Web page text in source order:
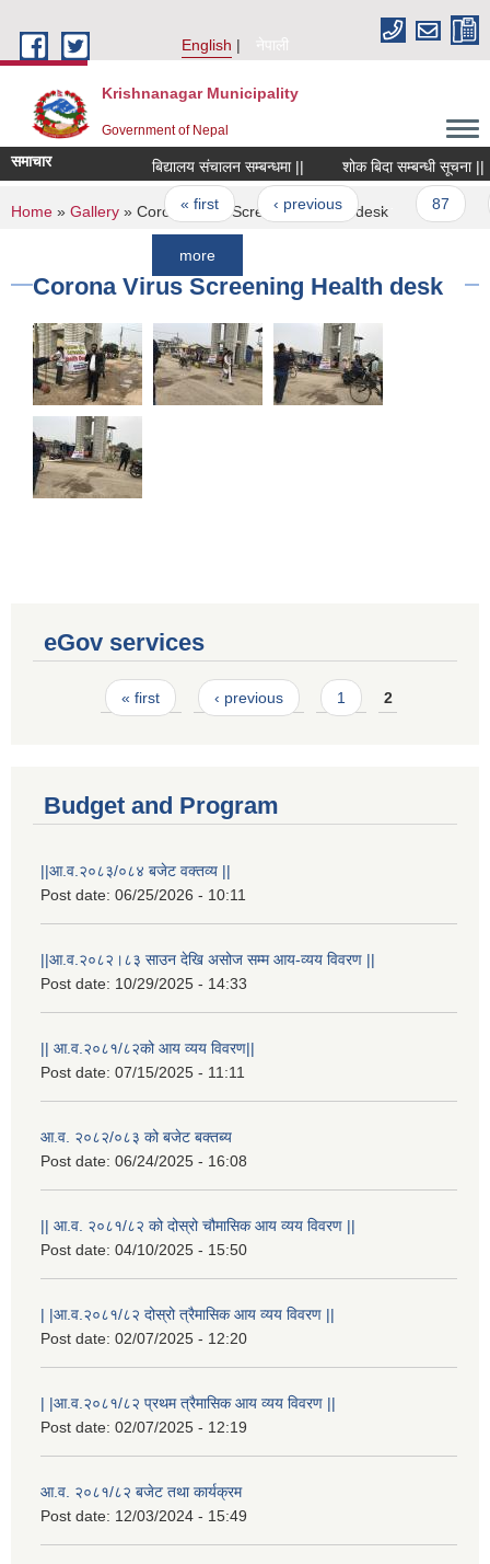
English
नेपाली
Krishnanagar Municipality
Government of Nepal
समाचार बिद्यालय संचालन सम्बन्धमा || शोक बिदा सम्बन्धी सूचना ||
Pages
« first ‹ previous …
more
You are here
Home » Gallery » Corona Virus Screening Health desk
Corona Virus Screening Health desk
eGov services
Pages« first ‹ previous 1 2
Budget and Program
||आ.व.२०८३/०८४ बजेट वक्तव्य ||
Post date: 06/25/2026 - 10:11
||आ.व.२०८२।८३ साउन देखि असोज सम्म आय-व्यय विवरण ||
Post date: 10/29/2025 - 14:33
|| आ.व.२०८१/८२को आय व्यय विवरण||
Post date: 07/15/2025 - 11:11
आ.व. २०८२/०८३ को बजेट बक्तब्य
Post date: 06/24/2025 - 16:08
|| आ.व. २०८१/८२ को दोस्रो चौमासिक आय व्यय विवरण ||
Post date: 04/10/2025 - 15:50
| |आ.व.२०८१/८२ दोस्रो त्रैमासिक आय व्यय विवरण ||
Post date: 02/07/2025 - 12:20
| |आ.व.२०८१/८२ प्रथम त्रैमासिक आय व्यय विवरण ||
Post date: 02/07/2025 - 12:19
आ.व. २०८१/८२ बजेट तथा कार्यक्रम
Post date: 12/03/2024 - 15:49